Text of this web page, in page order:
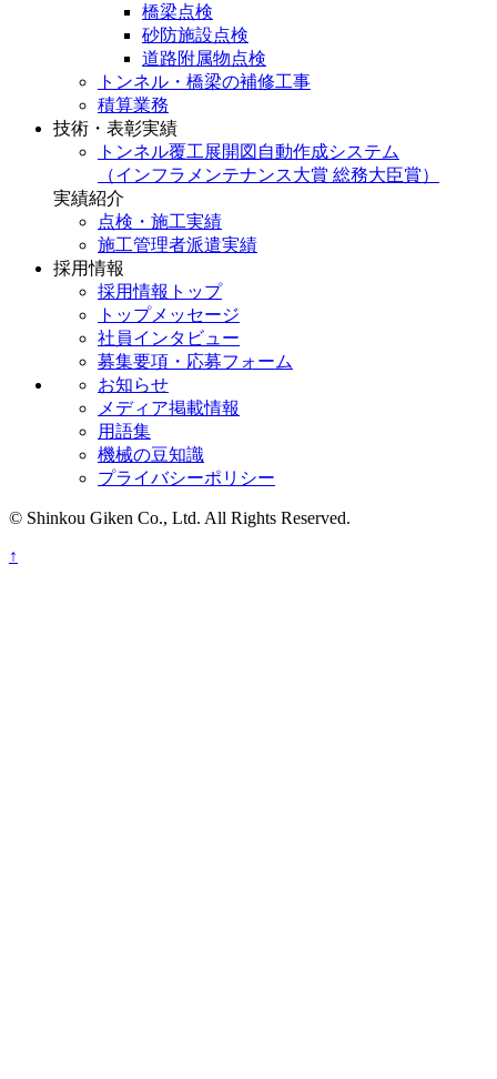
橋梁点検
砂防施設点検
道路附属物点検
トンネル・橋梁の補修工事
積算業務
技術・表彰実績
トンネル覆工展開図自動作成システム
（インフラメンテナンス大賞 総務大臣賞）
実績紹介
点検・施工実績
施工管理者派遣実績
採用情報
採用情報トップ
トップメッセージ
社員インタビュー
募集要項・応募フォーム
お知らせ
メディア掲載情報
用語集
機械の豆知識
プライバシーポリシー
© Shinkou Giken Co., Ltd. All Rights Reserved.
↑